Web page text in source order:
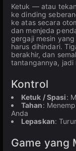
Ketuk — atau
ke dinding
ke atas secara
dan menjeda
gergaji mesin
harus dihindari.
berakhir, dan
tantangannya, jadi
Kontrol
Ketuk / Spasi:
Tahan:
Anda
Lepaskan:
Game yang